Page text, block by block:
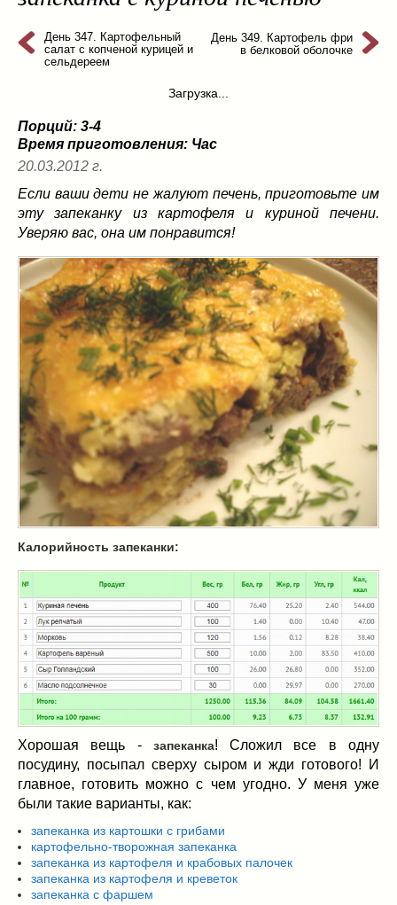
из слоеного теста(8)
на пикник (13)
ни то, ни се
сладкие блюда
супы(99)
борщ(5)
молочные(4)
свекольник
(2)
суп с фрикадельками(8)
суп-пюре(10)
холодные супы
(22)
тушеное(42)
Вкусные враги фигуры…(44)
десерты(2)
Масленица
(17)
пироги(8)
рецепты теста(2)
торты(12)
без выпечки
(5)
хворост
(1)
Вкусные полезности(41)
вареное(0)
(3)
запекаем(11)
напитки(1)
разное(6)
рыбные блюда(4)
салаты
соусы(1)
Супы(1)
тушеное
Заначка на зиму!(29)
Напитки (3)
Овощные заготовки(11)
Сладкие заготовки
День 347. Картофельный
салат с копченой курицей и
сельдереем
День 349. Картофель фри
в белковой оболочке
Загрузка...
Порций: 3-4
Время приготовления: Час
20.03.2012 г.
Если ваши дети не жалуют печень, приготовьте им
эту запеканку из картофеля и куриной печени.
Уверяю вас, она им понравится!
Калорийность запеканки:
Хорошая вещь - запеканка! Сложил все в одну
посудину, посыпал сверху сыром и жди готового! И
главное, готовить можно с чем угодно. У меня уже
были такие варианты, как:
запеканка из картошки с грибами
картофельно-творожная запеканка
запеканка из картофеля и крабовых палочек
запеканка из картофеля и креветок
запеканка с фаршем